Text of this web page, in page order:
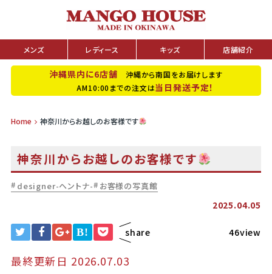
メンズ レディース キッズ 店舗紹介
沖縄県内に6店舗 沖縄から南国をお届けします
AM10:00までの注文は当日発送予定！
Home 神奈川からお越しのお客様です
神奈川からお越しのお客様です
designer-ヘントナ- お客様の写真館
2025.04.05
B! share 46view
最終更新日 2026.07.03